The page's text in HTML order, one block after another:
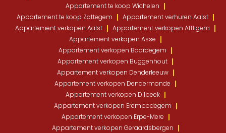
Appartement te koop Wichelen
Appartement te koop Zottegem
Appartement verhuren Aalst
Appartement verkopen Aalst
Appartement verkopen Affligem
Appartement verkopen Asse
Appartement verkopen Baardegem
Appartement verkopen Buggenhout
Appartement verkopen Denderleeuw
Appartement verkopen Dendermonde
Appartement verkopen Dilbeek
Appartement verkopen Erembodegem
Appartement verkopen Erpe-Mere
Appartement verkopen Geraardsbergen